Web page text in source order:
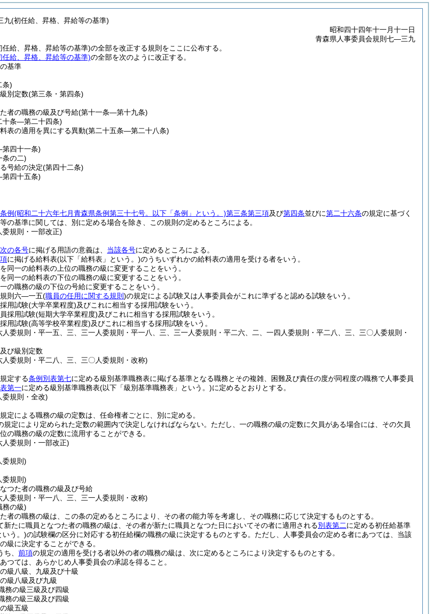
(初任給、昇格、昇給等の基準)
昭和四十四年十一月十一日
青森県人事委員会規則七―三九
給、昇格、昇給等の基準)の全部を改正する規則をここに公布する。
給、昇格、昇給等の基準)の全部を次のように改正する。
基準
条)
別定数(第三条・第四条)
者の職務の級及び号給(第十一条―第十九条)
十条―第二十四条)
表の適用を異にする異動(第二十五条―第二十八条)
四十一条)
条の二)
号給の決定(第四十二条)
四十五条)
例(昭和二十六年七月青森県条例第三十七号。以下「条例」という。)第三条第三項及び第四条並びに第二十六条の規定に基づく
の基準に関しては、別に定める場合を除き、この規則の定めるところによる。
規則・一部改正)
次の各号に掲げる用語の意義は、 当該各号に定めるところによる。
に掲げる給料表(以下「給料表」という。)のうちいずれかの給料表の適用を受ける者をいう。
一の給料表の上位の職務の級に変更することをいう。
同一の給料表の下位の職務の級に変更することをいう。
の職務の級の下位の号給に変更することをいう。
則六―一五(職員の任用に関する規則 )の規定による試験又は人事委員会がこれに準ずると認める試験をいう。
用試験(大学卒業程度)及びこれに相当する採用試験をいう。
採用試験(短期大学卒業程度)及びこれに相当する採用試験をいう。
用試験(高等学校卒業程度)及びこれに相当する採用試験をいう。
委規則・平一五、三、三一人委規則・平一八、三、三一人委規則・平二六、二、一四人委規則・平二八、三、三〇人委規則・
び級別定数
委規則・平二八、三、三〇人委規則・改称)
定する条例別表第七に定める級別基準職務表に掲げる基準となる職務とその複雑、困難及び責任の度が同程度の職務で人事委員
第一に定める級別基準職務表(以下「級別基準職務表」という。)に定めるとおりとする。
委規則・全改)
定による職務の級の定数は、任命権者ごとに、別に定める。
規定により定められた定数の範囲内で決定しなければならない。 ただし、一の職務の級の定数に欠員がある場合には、その欠員
の職務の級の定数に流用することができる。
委規則・一部改正)
委規則)
委規則)
つた者の職務の級及び号給
委規則・平一八、三、三一人委規則・改称)
務の級)
者の職務の級は、この条の定めるところにより、その者の能力等を考慮し、その職務に応じて決定するものとする。
新たに職員となつた者の職務の級は、その者が新たに職員となつた日においてその者に適用される別表第二に定める初任給基準
いう。)の試験欄の区分に対応する初任給欄の職務の級に決定するものとする。 ただし、人事委員会の定める者にあつては、当該
級に決定することができる。
、 前項の規定の適用を受ける者以外の者の職務の級は、次に定めるところにより決定するものとする。
つては、あらかじめ人事委員会の承認を得ること。
級八級、九級及び十級
級八級及び九級
務の級三級及び四級
務の級三級及び四級
級五級